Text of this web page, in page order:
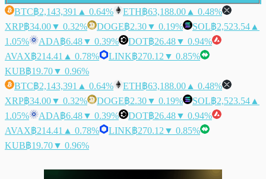
BTC฿2,143,391 ▲ 0.64% ETH฿63,188.00 ▲ 0.48%
XRP฿34.00▼ 0.32% DOGE฿2.30▼ 0.19% SOL฿2,523.54 ▲
1.05%
ADA฿6.48▼ 0.39% DOT฿26.48▼ 0.94%
AVAX฿214.41 ▲ 0.78% LINK฿270.12 ▼ 0.85%
KUB฿19.70▼ 0.96%
BTC฿2,143,391 ▲ 0.64% ETH฿63,188.00 ▲ 0.48%
XRP฿34.00▼ 0.32% DOGE฿2.30▼ 0.19% SOL฿2,523.54 ▲
1.05%
ADA฿6.48▼ 0.39% DOT฿26.48▼ 0.94%
AVAX฿214.41 ▲ 0.78% LINK฿270.12 ▼ 0.85%
KUB฿19.70▼ 0.96%